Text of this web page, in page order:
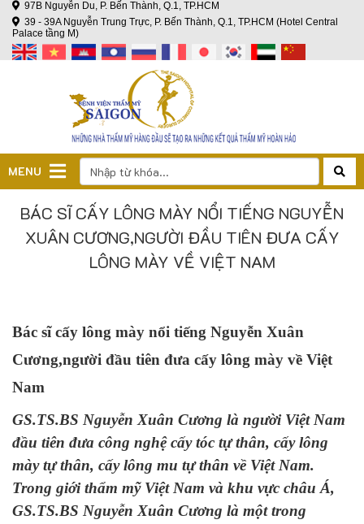
97B Nguyễn Du, P. Bến Thành, Q.1, TP.HCM
39 - 39A Nguyễn Trung Trực, P. Bến Thành, Q.1, TP.HCM (Hotel Central
Palace tầng M)
MENU
BÁC SĨ CẤY LÔNG MÀY NỔI TIẾNG NGUYỄN
XUÂN CƯƠNG,NGƯỜI ĐẦU TIÊN ĐƯA CẤY
LÔNG MÀY VỀ VIỆT NAM
Bác sĩ cấy lông mày nổi tiếng Nguyễn Xuân
Cương,người đầu tiên đưa cấy lông mày về Việt
Nam
GS.TS.BS Nguyễn Xuân Cương là người Việt Nam
đầu tiên đưa công nghệ cấy tóc tự thân, cấy lông
mày tự thân, cấy lông mu tự thân về Việt Nam.
Trong giới thẩm mỹ Việt Nam và khu vực châu Á,
GS.TS.BS Nguyễn Xuân Cương là một trong